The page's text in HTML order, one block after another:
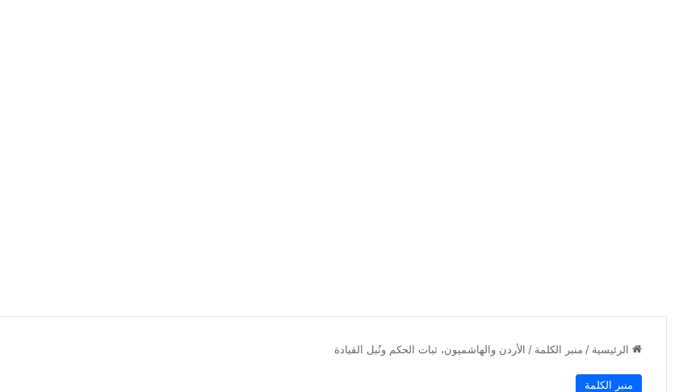
الرئيسية / منبر الكلمة / الأردن والهاشميون، ثبات الحكم ونُبل القيادة
منبر الكلمة